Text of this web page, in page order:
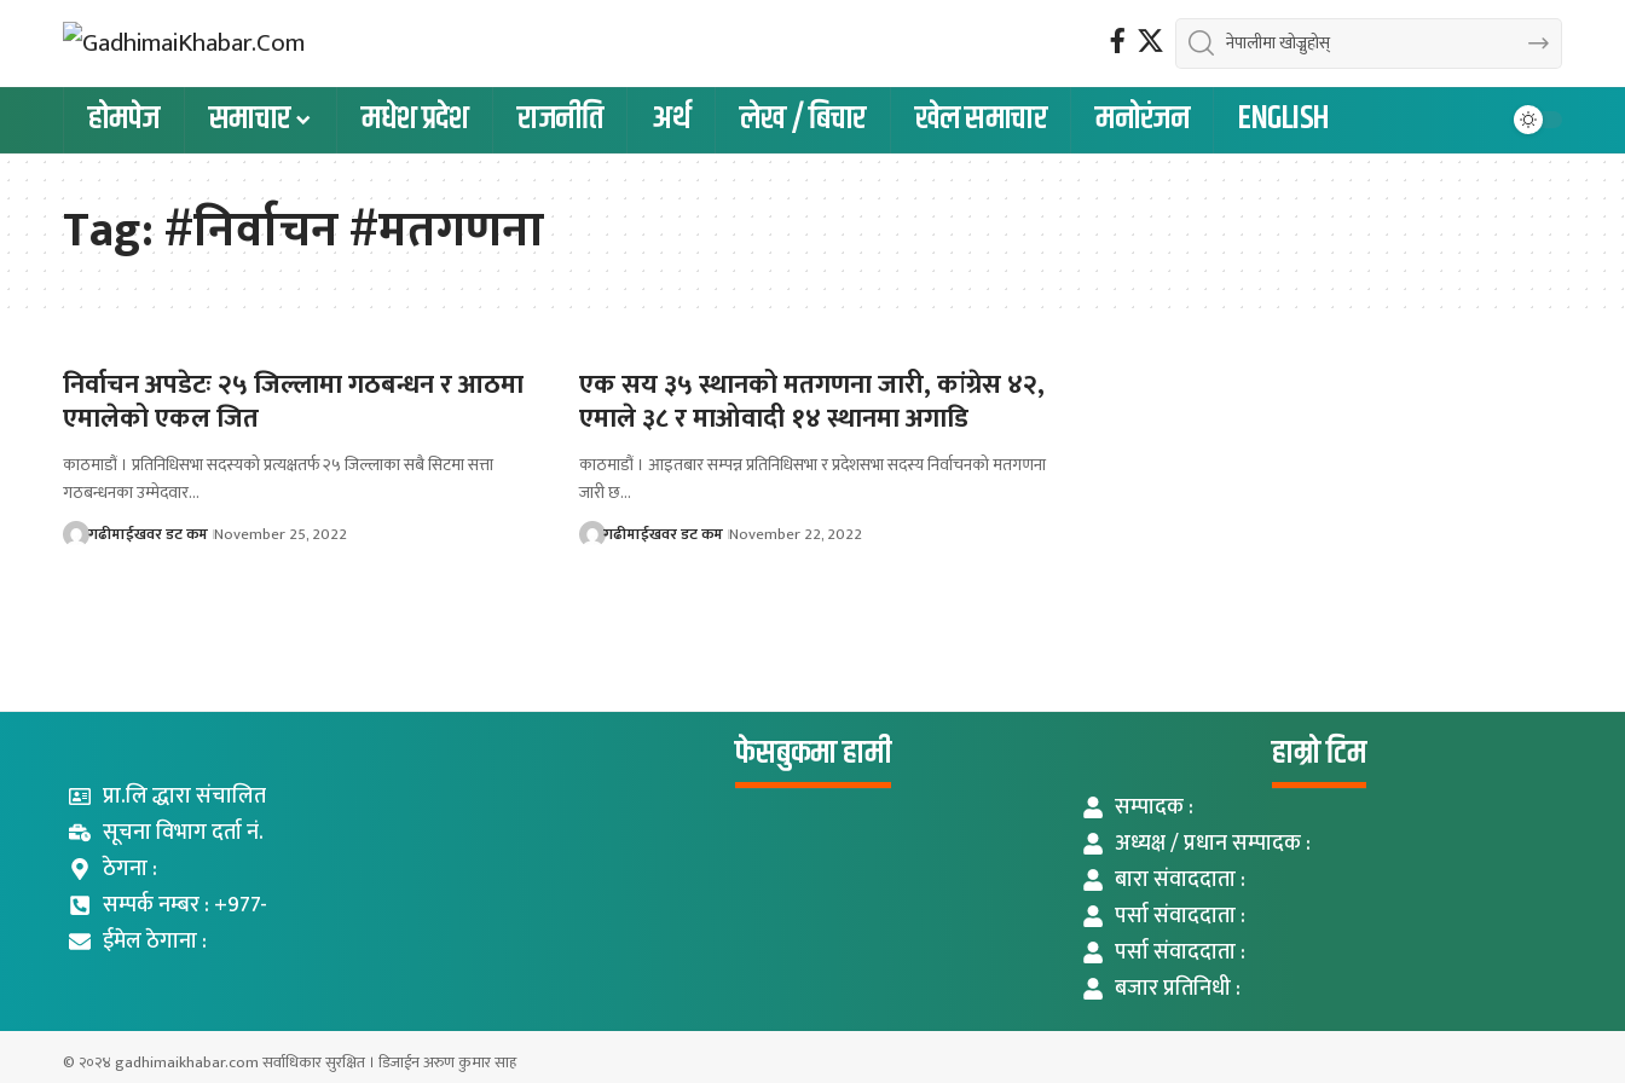
होमपेज समाचार मधेश प्रदेश राजनीति अर्थ लेख / बिचार खेल समाचार मनोरंजन ENGLISH
Tag:#निर्वाचन #मतगणना
निर्वाचन अपडेटः २५ जिल्लामा गठबन्धन र आठमा
एमालेको एकल जित
काठमाडौं । प्रतिनिधिसभा सदस्यको प्रत्यक्षतर्फ २५ जिल्लाका सबै सिटमा सत्ता
गठबन्धनका उम्मेदवार…
गढीमाईखवर डट कम November 25, 2022
एक सय ३५ स्थानको मतगणना जारी, कांग्रेस ४२,
एमाले ३८ र माओवादी १४ स्थानमा अगाडि
काठमाडौं । आइतबार सम्पन्न प्रतिनिधिसभा र प्रदेशसभा सदस्य निर्वाचनको मतगणना
जारी छ…
गढीमाईखवर डट कम November 22, 2022
प्रा.लि द्धारा संचालित
सूचना विभाग दर्ता नं.
ठेगना :
सम्पर्क नम्बर : +977-
ईमेल ठेगाना :
फेसबुकमा हामी हाम्रो टिम
सम्पादक :
अध्यक्ष / प्रधान सम्पादक :
बारा संवाददाता :
पर्सा संवाददाता :
पर्सा संवाददाता :
बजार प्रतिनिधी :
© २०२४ gadhimaikhabar.com सर्वाधिकार सुरक्षित । डिजाईन अरुण कुमार साह